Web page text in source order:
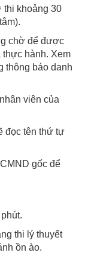
thi khoảng 30
chờ để được
thực hành. Xem
thông báo danh
viên của
đọc tên thứ tự
gốc để
thi lý thuyết
ồn ào.